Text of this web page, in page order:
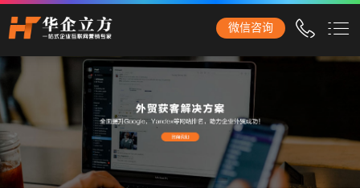
销型网站建设、商城网站建设、品牌网站建设、响应式网站建
设、手机网站建设、网站改版、竞价托管、小程序开发等服务！
安庆网站建设
网站建设
企业网站建设
微信咨询